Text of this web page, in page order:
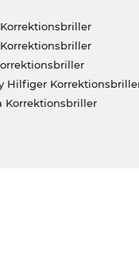
Hilfiger
Korrektionsbriller